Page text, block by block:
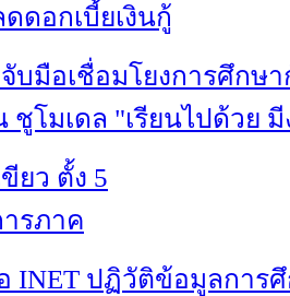
ดอกเบี้ยเงินกู้
จับมือเชื่อมโยงการศึกษ
ชูโมเดล "เรียนไปด้วย
ยว ตั้ง 5
รภาค
INET ปฏิวัติข้อมูลการศึ